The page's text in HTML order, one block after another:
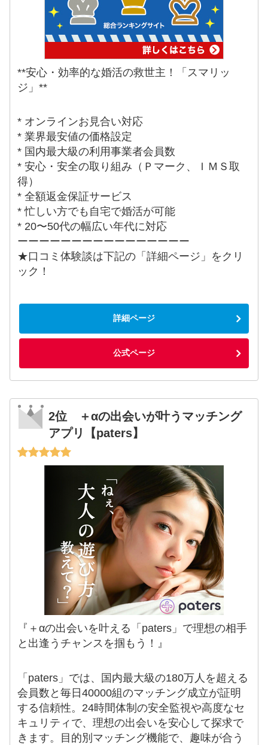
**安心・効率的な婚活の救世主！「スマリッ
ジ」**
* オンラインお見合い対応
* 業界最安値の価格設定
* 国内最大級の利用事業者会員数
* 安心・安全の取り組み（Ｐマーク、ＩＭＳ取
得）
* 全額返金保証サービス
* 忙しい方でも自宅で婚活が可能
* 20〜50代の幅広い年代に対応
ーーーーーーーーーーーーーーーー
★口コミ体験談は下記の「詳細ページ」をクリ
ック！
詳細ページ
公式ページ
2位 ＋αの出会いが叶うマッチング
アプリ【paters】
『＋αの出会いを叶える「paters」で理想の相手
と出逢うチャンスを掴もう！』
「paters」では、国内最大級の180万人を超える
会員数と毎日40000組のマッチング成立が証明
する信頼性。24時間体制の安全監視や高度なセ
キュリティで、理想の出会いを安心して探求で
きます。目的別マッチング機能で、趣味が合う